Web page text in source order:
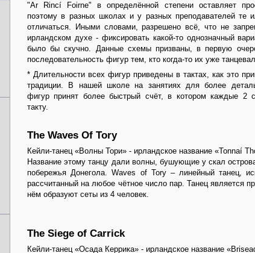
"Ar Rincí Foirne" в определённой степени оставляет
поэтому в разных школах и у разных преподавателей те
отличаться. Иными словами, разрешено всё, что не
ирландском духе - фиксировать какой-то однозначный
было бы скучно. Данные схемы призваны, в первую
последовательность фигур тем, кто когда-то их уже
* Длительности всех фигур приведены в тактах, как это
традиции. В нашей школе на занятиях для более
фигур принят более быстрый счёт, в котором каждые 2
такту.
The Waves Of Tory
Кейли-танец «Волны Тори» - ирландское название «Tonnaí
Название этому танцу дали волны, бушующие у скал
побережья Донегола. Waves of Tory – линейный танец,
рассчитанный на любое чётное число пар. Танец является
нём образуют сеты из 4 человек.
The Siege of Carrick
Кейли-танец «Осада Керрика» - ирландское название